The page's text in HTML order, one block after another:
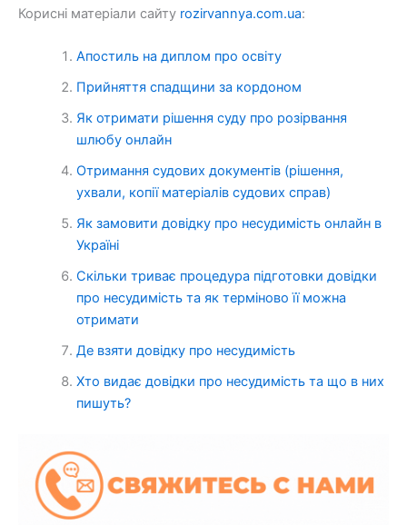
Корисні матеріали сайту rozirvannya.com.ua:
Апостиль на диплом про освіту
Прийняття спадщини за кордоном
Як отримати рішення суду про розірвання
шлюбу онлайн
Отримання судових документів (рішення,
ухвали, копії матеріалів судових справ)
Як замовити довідку про несудимість онлайн в
Україні
Скільки триває процедура підготовки довідки
про несудимість та як терміново її можна
отримати
Де взяти довідку про несудимість
Хто видає довідки про несудимість та що в них
пишуть?